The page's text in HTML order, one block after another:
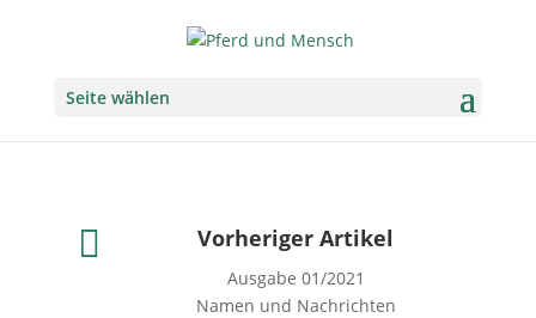
Seite wählen
 Vorheriger Artikel
Ausgabe 01/2021
Namen und Nachrichten